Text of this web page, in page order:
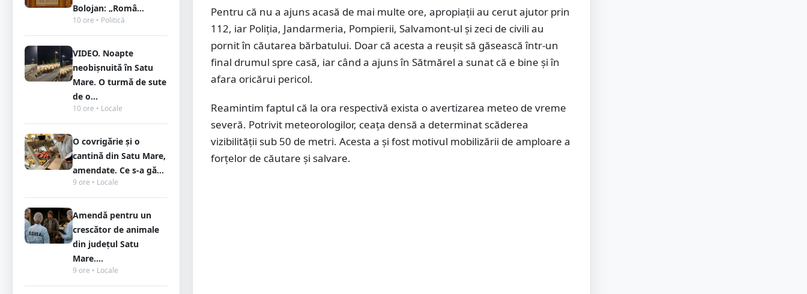
Bolojan: „Româ...
10 ore • Politică
VIDEO. Noapte
neobișnuită în Satu
Mare. O turmă de sute
de o...
10 ore • Locale
O covrigărie și o
cantină din Satu Mare,
amendate. Ce s-a gă...
9 ore • Locale
Amendă pentru un
crescător de animale
din județul Satu
Mare....
9 ore • Locale
Pentru că nu a ajuns acasă de mai multe ore, apropiații au cerut ajutor prin
112, iar Poliția, Jandarmeria, Pompierii, Salvamont-ul și zeci de civili au
pornit în căutarea bărbatului. Doar că acesta a reușit să găsească într-un
final drumul spre casă, iar când a ajuns în Sătmărel a sunat că e bine și în
afara oricărui pericol.
Reamintim faptul că la ora respectivă exista o avertizarea meteo de vreme
severă. Potrivit meteorologilor, ceața densă a determinat scăderea
vizibilității sub 50 de metri. Acesta a și fost motivul mobilizării de amploare a
forțelor de căutare și salvare.